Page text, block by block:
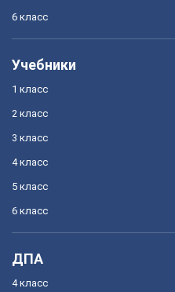
6 класс
Учебники
1 класс
2 класс
3 класс
4 класс
5 класс
6 класс
ДПА
4 класс